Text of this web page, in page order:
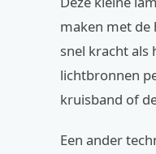
maken met de
snel kracht
lichtbronnen
kruisband of
Een ander